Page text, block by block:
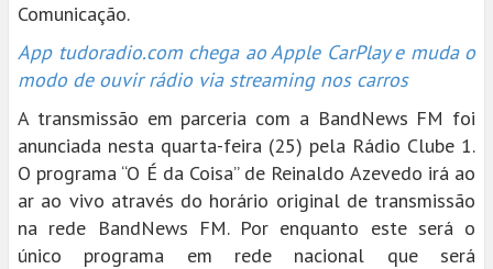
Comunicação.
App tudoradio.com chega ao Apple CarPlay e muda o
modo de ouvir rádio via streaming nos carros
A transmissão em parceria com a BandNews FM foi
anunciada nesta quarta-feira (25) pela Rádio Clube 1.
O programa “O É da Coisa” de Reinaldo Azevedo irá ao
ar ao vivo através do horário original de transmissão
na rede BandNews FM. Por enquanto este será o
único programa em rede nacional que será